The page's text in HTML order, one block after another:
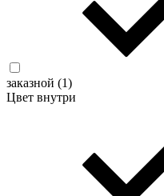
заказной (1)
Цвет внутри